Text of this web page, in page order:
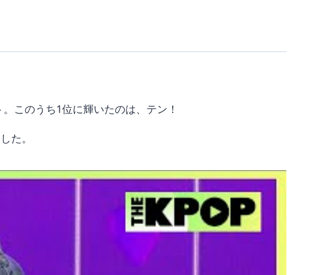
このうち1位に輝いたのは、テン！
た。